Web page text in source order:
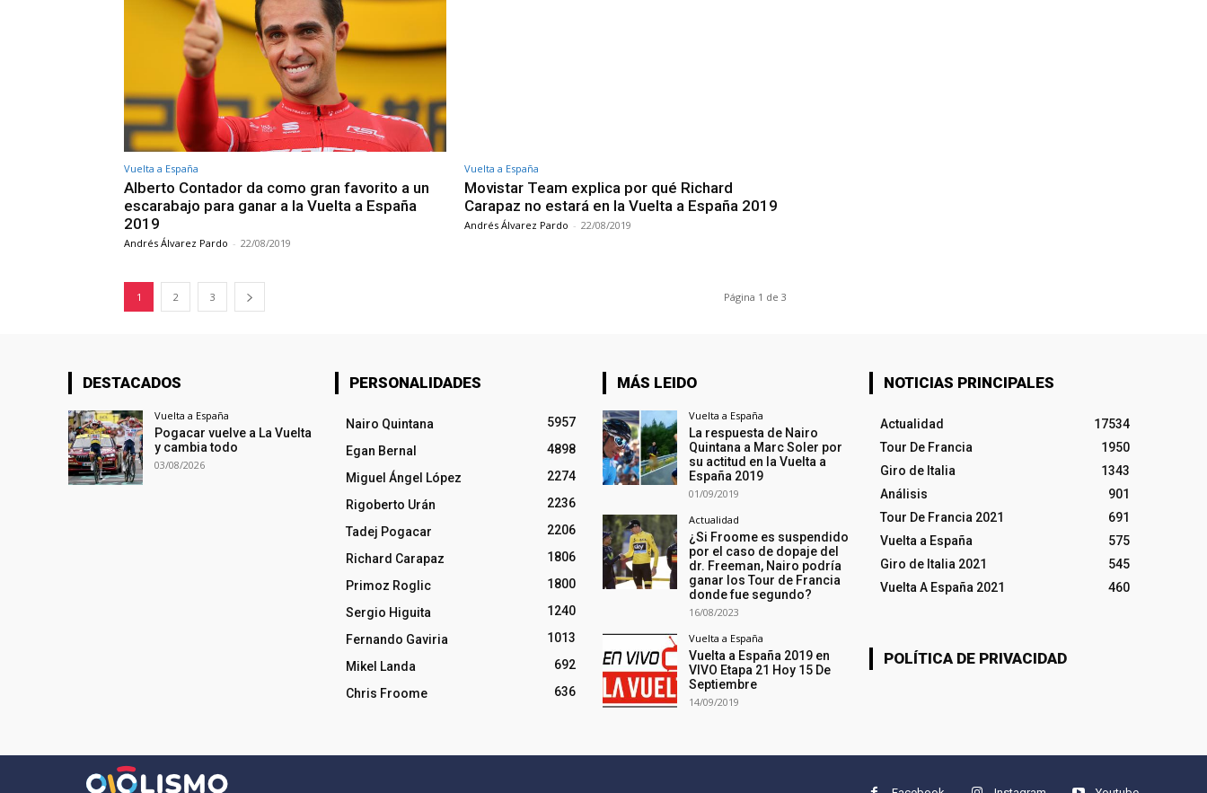
Vuelta a España
Alberto Contador da como gran favorito a un
escarabajo para ganar a la Vuelta a España
2019
Andrés Álvarez Pardo - 22/08/2019
Vuelta a España
Movistar Team explica por qué Richard
Carapaz no estará en la Vuelta a España 2019
Andrés Álvarez Pardo - 22/08/2019
1 2 3 Página 1 de 3
DESTACADOS
Vuelta a España
Pogacar vuelve a La Vuelta
y cambia todo
03/08/2026
PERSONALIDADES
Nairo Quintana
5957
Egan Bernal
4898
Miguel Ángel López
2274
Rigoberto Urán
2236
Tadej Pogacar
2206
Richard Carapaz
1806
Primoz Roglic
1800
Sergio Higuita
1240
Fernando Gaviria
1013
Mikel Landa
692
Chris Froome
636
MÁS LEIDO
Vuelta a España
La respuesta de Nairo
Quintana a Marc Soler por
su actitud en la Vuelta a
España 2019
01/09/2019
Actualidad
¿Si Froome es suspendido
por el caso de dopaje del
dr. Freeman, Nairo podría
ganar los Tour de Francia
donde fue segundo?
16/08/2023
Vuelta a España
Vuelta a España 2019 en
VIVO Etapa 21 Hoy 15 De
Septiembre
14/09/2019
NOTICIAS PRINCIPALES
Actualidad
17534
Tour De Francia
1950
Giro de Italia
1343
Análisis
901
Tour De Francia 2021
691
Vuelta a España
575
Giro de Italia 2021
545
Vuelta A España 2021
460
POLÍTICA DE PRIVACIDAD